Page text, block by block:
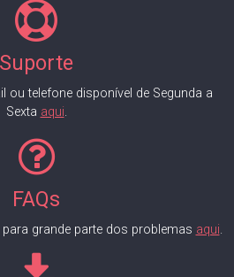
Suporte
ou telefone disponível de Segunda a
Sexta aqui.
FAQs
grande parte dos problemas aqui.